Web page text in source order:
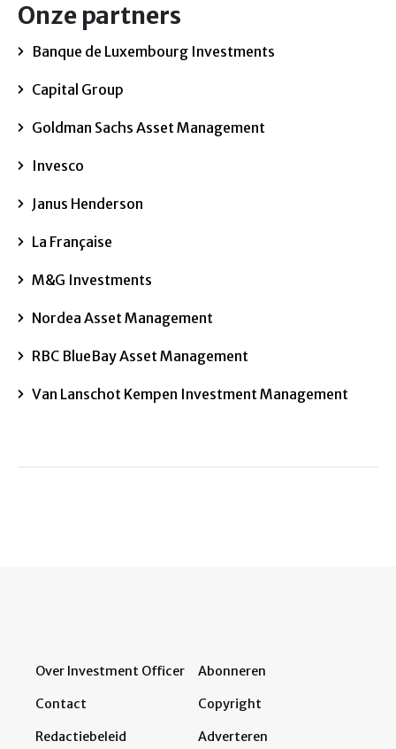
Onze partners
Banque de Luxembourg Investments
Capital Group
Goldman Sachs Asset Management
Invesco
Janus Henderson
La Française
M&G Investments
Nordea Asset Management
RBC BlueBay Asset Management
Van Lanschot Kempen Investment Management
Over Investment Officer
Contact
Redactiebeleid
Abonneren
Copyright
Adverteren